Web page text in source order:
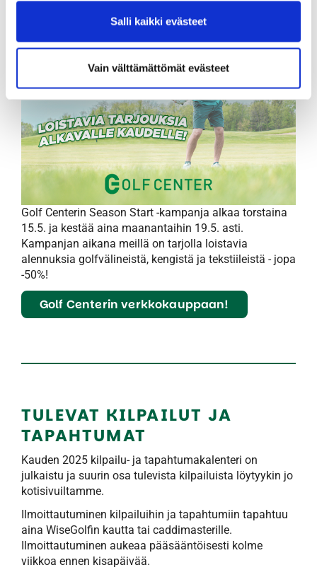
Salli kaikki evästeet
Vain välttämättömät evästeet
​​​​​​​Golf Centerin Season Start -kampanja alkaa torstaina
15.5. ja kestää aina maanantaihin 19.5. asti.
Kampanjan aikana meillä on tarjolla loistavia
alennuksia golfvälineistä, kengistä ja tekstiileistä - jopa
-50%!
Golf Centerin verkkokauppaan!
TULEVAT KILPAILUT JA
TAPAHTUMAT
Kauden 2025 kilpailu- ja tapahtumakalenteri on
julkaistu ja suurin osa tulevista kilpailuista löytyykin jo
kotisivuiltamme.
Ilmoittautuminen kilpailuihin ja tapahtumiin tapahtuu
aina WiseGolfin kautta tai caddimasterille.
Ilmoittautuminen aukeaa pääsääntöisesti kolme
viikkoa ennen kisapäivää.